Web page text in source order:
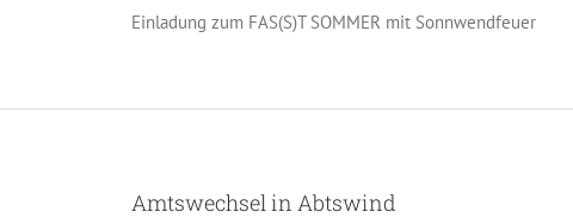
Einladung zum FAS(S)T SOMMER mit Sonnwendfeuer
Amtswechsel in Abtswind